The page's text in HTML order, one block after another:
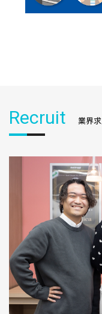
Recruit 業界